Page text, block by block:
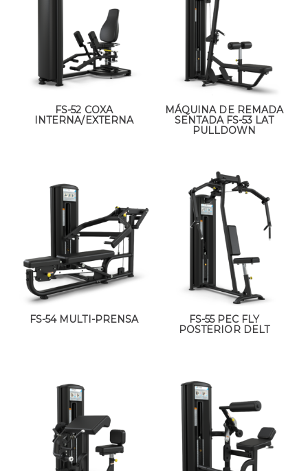
FS-52 COXA
INTERNA/EXTERNA
MÁQUINA DE REMADA
SENTADA FS-53 LAT
PULLDOWN
FS-54 MULTI-PRENSA
FS-55 PEC FLY
POSTERIOR DELT